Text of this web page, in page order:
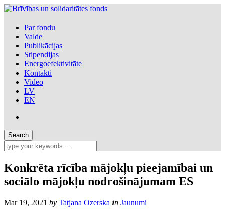
Par fondu
Valde
Publikācijas
Stipendijas
Energoefektivitāte
Kontakti
Video
LV
EN
Konkrēta rīcība mājokļu pieejamībai un
sociālo mājokļu nodrošinājumam ES
Mar 19, 2021 by Tatjana Ozerska in Jaunumi